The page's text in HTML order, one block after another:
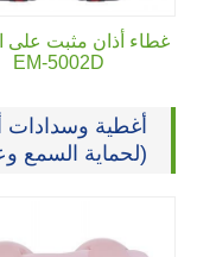
غطاء أذان مثبت على
EM-5002D
أغطية وسدادات
(لحماية السمع